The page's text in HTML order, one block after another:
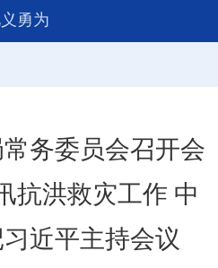
勇为
务委员会召开会
抗洪救灾工作 中
近平主持会议